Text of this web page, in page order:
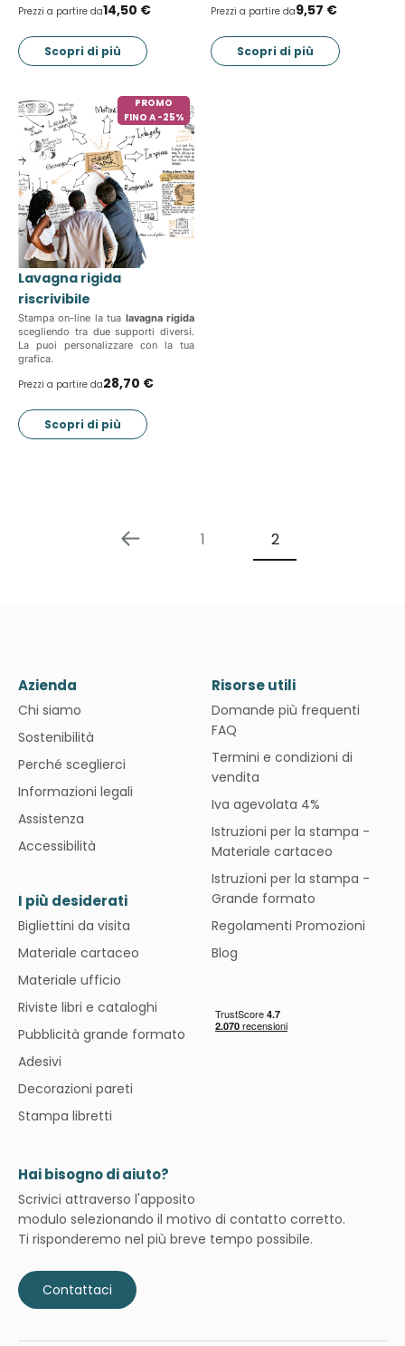
Prezzi a partire da14,50 €
Scopri di più
Prezzi a partire da9,57 €
Scopri di più
PROMO
FINO A -25%
Lavagna rigida
riscrivibile
Stampa on-line la tua lavagna rigida
scegliendo tra due supporti diversi.
La puoi personalizzare con la tua
grafica.
Prezzi a partire da28,70 €
Scopri di più
1 2
Azienda
Chi siamo
Sostenibilità
Perché sceglierci
Informazioni legali
Assistenza
Accessibilità
Risorse utili
Domande più frequenti
FAQ
Termini e condizioni di
vendita
Iva agevolata 4%
Istruzioni per la stampa -
Materiale cartaceo
Istruzioni per la stampa -
Grande formato
Regolamenti Promozioni
Blog
I più desiderati
Bigliettini da visita
Materiale cartaceo
Materiale ufficio
Riviste libri e cataloghi
Pubblicità grande formato
Adesivi
Decorazioni pareti
Stampa libretti
Hai bisogno di aiuto?
Scrivici attraverso l'apposito
modulo selezionando il motivo di contatto corretto.
Ti risponderemo nel più breve tempo possibile.
Contattaci